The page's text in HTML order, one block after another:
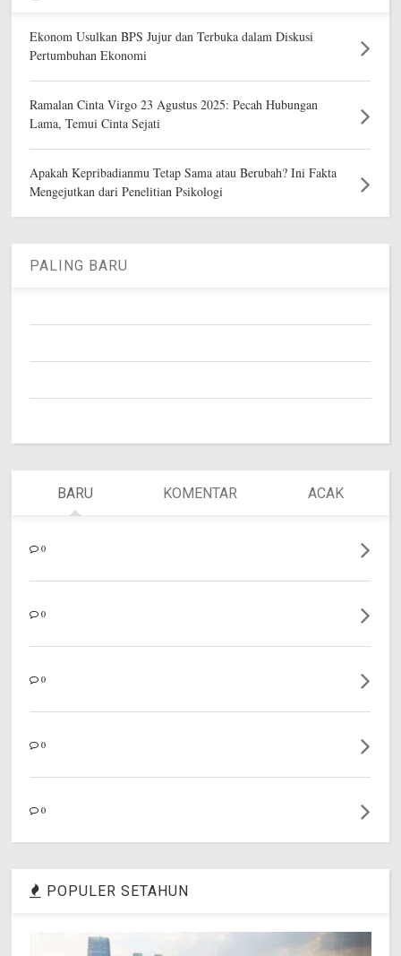
Ekonom Usulkan BPS Jujur dan Terbuka dalam Diskusi
Pertumbuhan Ekonomi
Ramalan Cinta Virgo 23 Agustus 2025: Pecah Hubungan
Lama, Temui Cinta Sejati
Apakah Kepribadianmu Tetap Sama atau Berubah? Ini Fakta
Mengejutkan dari Penelitian Psikologi
PALING BARU
BARU KOMENTAR ACAK
0
0
0
0
0
POPULER SETAHUN